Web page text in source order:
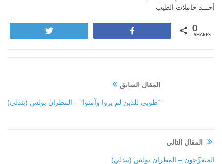
أحـــد حاملات الطيب
0
SHARES
المقال السابق
“طوبى للذين لم يروا وآمنوا” – المطران بولس (بندلي)
المقال التالي
المتفرِّجون – المطران بولس (بندلي)